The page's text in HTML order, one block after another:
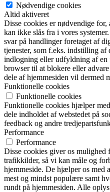
Nødvendige cookies
Altid aktiveret
Disse cookies er nødvendige
kan ikke slås fra i vores
svar på handlinger foretaget af
tjenester, som f.eks. indstilling
indlogning eller udfyldning af
browser til at blokere eller
dele af hjemmesiden vil dermed
Funktionelle cookies
Funktionelle cookies
Funktionelle cookies hjælper
dele indholdet af webstedet på
feedback og andre
Performance
Performance
Disse cookies giver os mulighed
trafikkilder, så vi kan måle og
hjemmeside. De hjælper os med
mest og mindst populære samt
rundt på hjemmesiden. Alle